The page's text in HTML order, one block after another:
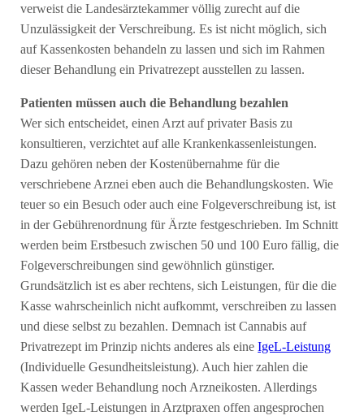
verweist die Landesärztekammer völlig zurecht auf die
Unzulässigkeit der Verschreibung. Es ist nicht möglich, sich
auf Kassenkosten behandeln zu lassen und sich im Rahmen
dieser Behandlung ein Privatrezept ausstellen zu lassen.
Patienten müssen auch die Behandlung bezahlen
Wer sich entscheidet, einen Arzt auf privater Basis zu
konsultieren, verzichtet auf alle Krankenkassenleistungen.
Dazu gehören neben der Kostenübernahme für die
verschriebene Arznei eben auch die Behandlungskosten. Wie
teuer so ein Besuch oder auch eine Folgeverschreibung ist, ist
in der Gebührenordnung für Ärzte festgeschrieben. Im Schnitt
werden beim Erstbesuch zwischen 50 und 100 Euro fällig, die
Folgeverschreibungen sind gewöhnlich günstiger.
Grundsätzlich ist es aber rechtens, sich Leistungen, für die die
Kasse wahrscheinlich nicht aufkommt, verschreiben zu lassen
und diese selbst zu bezahlen. Demnach ist Cannabis auf
Privatrezept im Prinzip nichts anderes als eineIgeL-Leistung
(Individuelle Gesundheitsleistung). Auch hier zahlen die
Kassen weder Behandlung noch Arzneikosten. Allerdings
werden IgeL-Leistungen in Arztpraxen offen angesprochen